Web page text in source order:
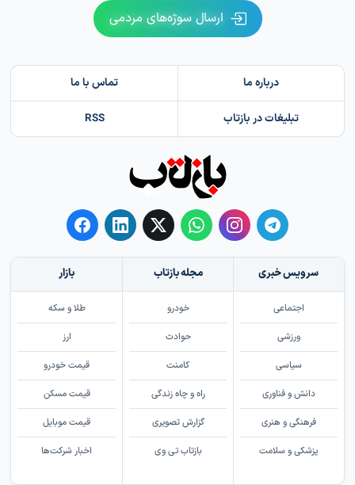
ارسال سوژه‌های مردمی
درباره ما تماس با ما
تبلیغات در بازتاب RSS
سرویس خبری
اجتماعی
ورزشی
سیاسی
دانش و فناوری
فرهنگی و هنری
پزشکی و سلامت
مجله بازتاب
خودرو
حوادث
کامنت
راه و چاه زندگی
گزارش تصویری
بازتاب تی وی
بازار
طلا و سکه
ارز
قیمت خودرو
قیمت مسکن
قیمت موبایل
اخبار شرکت‌ها